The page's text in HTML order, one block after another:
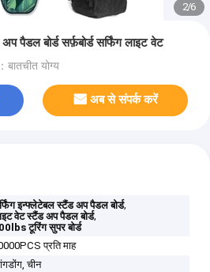
2/6
पैडल बोर्ड सर्फ़बोर्ड सर्फिंग लाइट वेट
बातचीत योग्य
अब से संपर्क करें
इन्फ्लेटेबल स्टैंड अप पैडल बोर्ड,
वेट स्टैंड अप पैडल बोर्ड,
टूरिंग सुपर बोर्ड
प्रति माह
चीन